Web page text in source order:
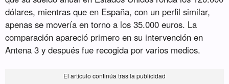
dólares, mientras que en España, con un perfil similar,
apenas se movería en torno a los 35.000 euros. La
comparación apareció primero en su intervención en
Antena 3 y después fue recogida por varios medios.